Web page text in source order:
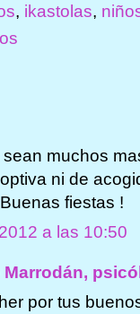
, ikastolas,
muchos
ni de
fiestas !
a las 10:50
por tus